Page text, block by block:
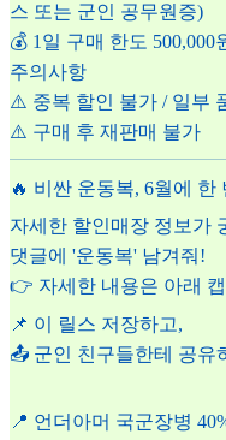
스 또는 군인 공무원증)
💰 1일 구매 한도 500,000
주의사항
⚠️ 중복 할인 불가 / 일부
⚠️ 구매 후 재판매 불가
🔥 비싼 운동복, 6월에 한
자세한 할인매장 정보가
댓글에 '운동복' 남겨줘!
👉 자세한 내용은 아래
📌 이 릴스 저장하고,
📤 군인 친구들한테 공유
📍 언더아머 국군장병